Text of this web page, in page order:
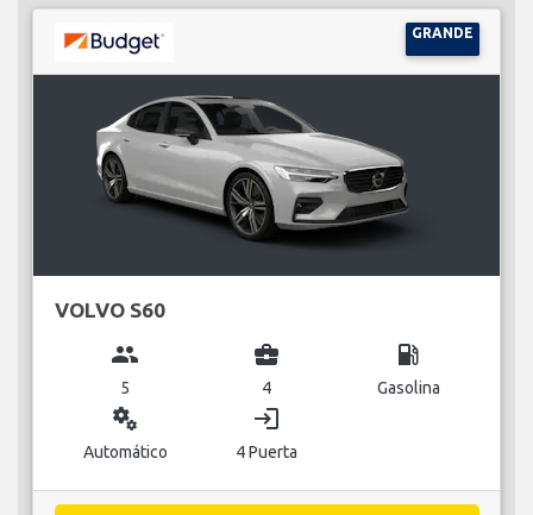
GRANDE
VOLVO S60
group
5
business_center
4
local_gas_station
Gasolina
miscellaneous_services
Automático
login
4 Puerta